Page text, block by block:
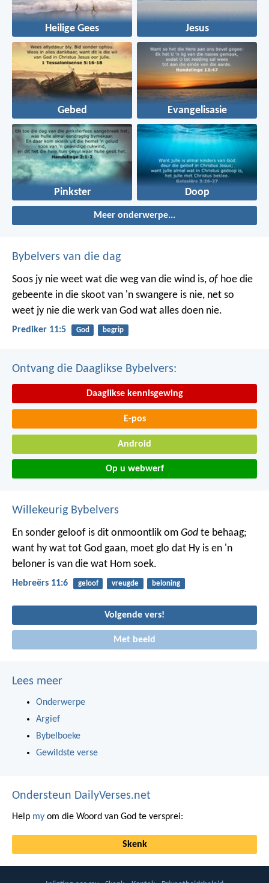
Heilige Gees Jesus
Gebed Evangelisasie
Pinkster Doop
Meer onderwerpe...
Bybelvers van die dag
Soos jy nie weet wat die weg van die wind is, of hoe die
gebeente in die skoot van 'n swangere is nie, net so
weet jy nie die werk van God wat alles doen nie.
Prediker 11:5 God begrip
Ontvang die Daaglikse Bybelvers:
Daaglikse kennisgewing
E-pos
Android
Op u webwerf
Willekeurig Bybelvers
En sonder geloof is dit onmoontlik om God te behaag;
want hy wat tot God gaan, moet glo dat Hy is en 'n
beloner is van die wat Hom soek.
Hebreërs 11:6 geloof vreugde beloning
Volgende vers!
Met beeld
Lees meer
Onderwerpe
Argief
Bybelboeke
Gewildste verse
Ondersteun DailyVerses.net
Help my om die Woord van God te versprei:
Skenk